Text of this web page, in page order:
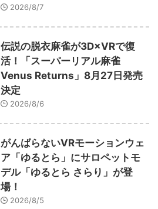
2026/8/7
伝説の脱衣麻雀が3D×VRで復
活！「スーパーリアル麻雀
Venus Returns」8月27日発売
決定
2026/8/6
がんばらないVRモーションウェ
ア「ゆるとら」にサロペットモ
デル「ゆるとら さらり」が登
場！
2026/8/5